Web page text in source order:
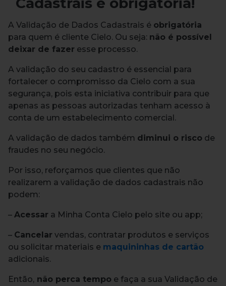
A Validação de Dados Cadastrais é obrigatória
para quem é cliente Cielo. Ou seja: não é possível
deixar de fazer esse processo.
A validação do seu cadastro é essencial para
fortalecer o compromisso da Cielo com a sua
segurança, pois esta iniciativa contribuir para que
apenas as pessoas autorizadas tenham acesso à
conta de um estabelecimento comercial.
A validação de dados também diminui o risco de
fraudes no seu negócio.
Por isso, reforçamos que clientes que não
realizarem a validação de dados cadastrais não
podem:
– Acessar a Minha Conta Cielo pelo site ou app;
– Cancelar vendas, contratar produtos e serviços
ou solicitar materiais e maquininhas de cartão
adicionais.
Então, não perca tempo e faça a sua Validação de